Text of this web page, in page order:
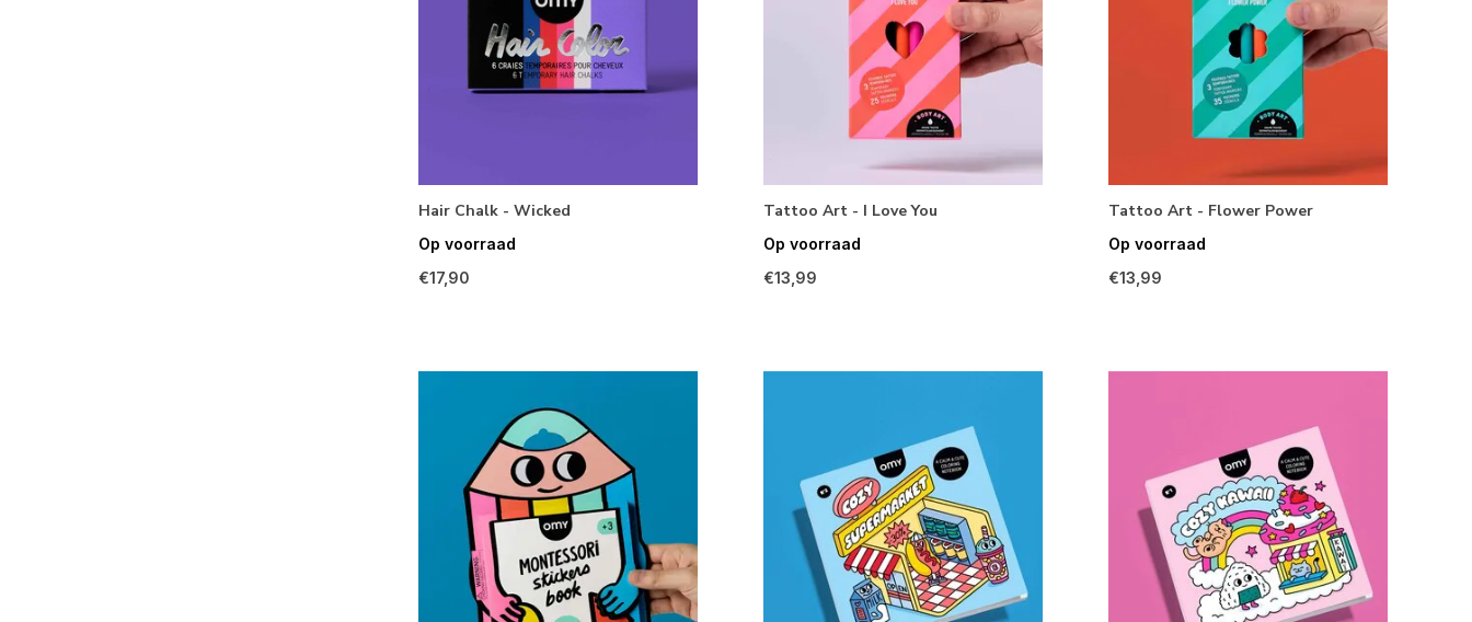
Hair Chalk - Wicked
Op voorraad
€17,90
Tattoo Art - I Love You
Op voorraad
€13,99
Tattoo Art - Flower Power
Op voorraad
€13,99